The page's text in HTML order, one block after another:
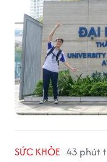
SỨC KHỎE 43 phút